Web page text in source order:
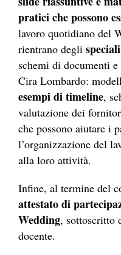
pratici che possono
lavoro quotidiano del
rientrano degli
schemi di documenti
Cira Lombardo:
esempi di timeline,
valutazione dei
che possono aiutare i
l’organizzazione del
alla loro attività.
Infine, al termine del
attestato di
Wedding, sottoscritto
docente.